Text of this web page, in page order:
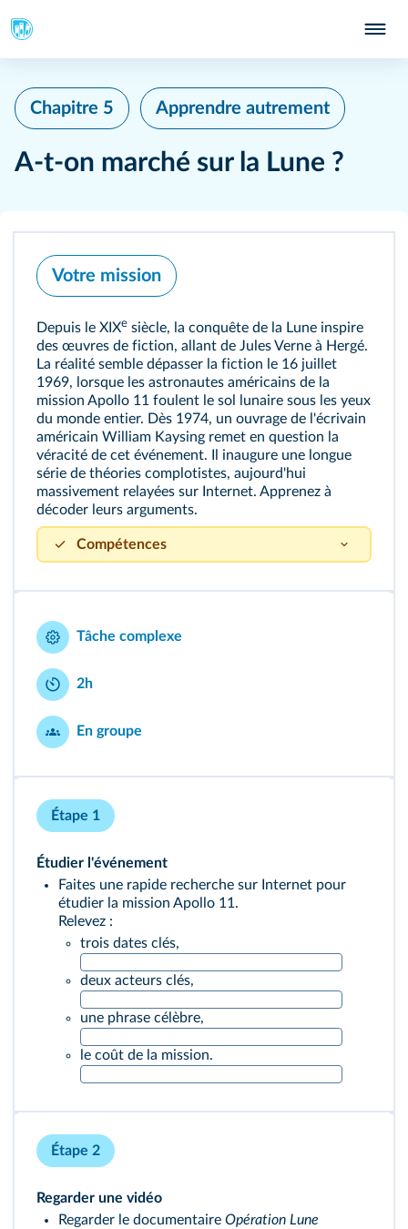
Chapitre 5 Apprendre autrement
A-t-on marché sur la Lune ?
Votre mission
Depuis le XIXe siècle, la conquête de la Lune inspire
des œuvres de fiction, allant de Jules Verne à Hergé.
La réalité semble dépasser la fiction le 16 juillet
1969, lorsque les astronautes américains de la
mission Apollo 11 foulent le sol lunaire sous les yeux
du monde entier. Dès 1974, un ouvrage de l'écrivain
américain William Kaysing remet en question la
véracité de cet événement. Il inaugure une longue
série de théories complotistes, aujourd'hui
massivement relayées sur Internet. Apprenez à
décoder leurs arguments.
Compétences
Utiliser les outils numériques.
Tâche complexe
2h
En groupe
Étape 1
Étudier l'événement
Faites une rapide recherche sur Internet pour
étudier la mission Apollo 11.
Relevez :
trois dates clés,
deux acteurs clés,
une phrase célèbre,
le coût de la mission.
Étape 2
Regarder une vidéo
Regarder le documentaire Opération Lune